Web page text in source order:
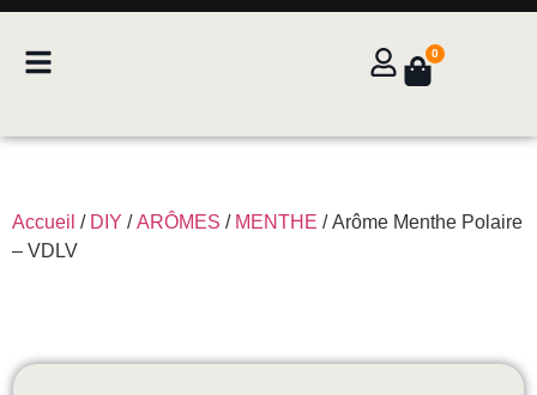
0
Accueil / DIY /ARÔMES / MENTHE / Arôme Menthe Polaire
– VDLV